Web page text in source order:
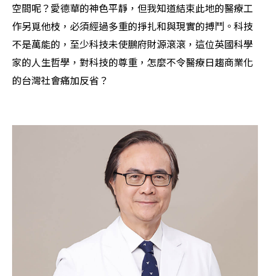
空間呢？愛德華的神色平靜，但我知道結束此地的醫療工
作另覓他枝，必須經過多重的掙扎和與現實的搏鬥。科技
不是萬能的，至少科技未使鵬府財源滾滾，這位英國科學
家的人生哲學，對科技的尊重，怎麼不令醫療日趨商業化
的台灣社會痛加反省？